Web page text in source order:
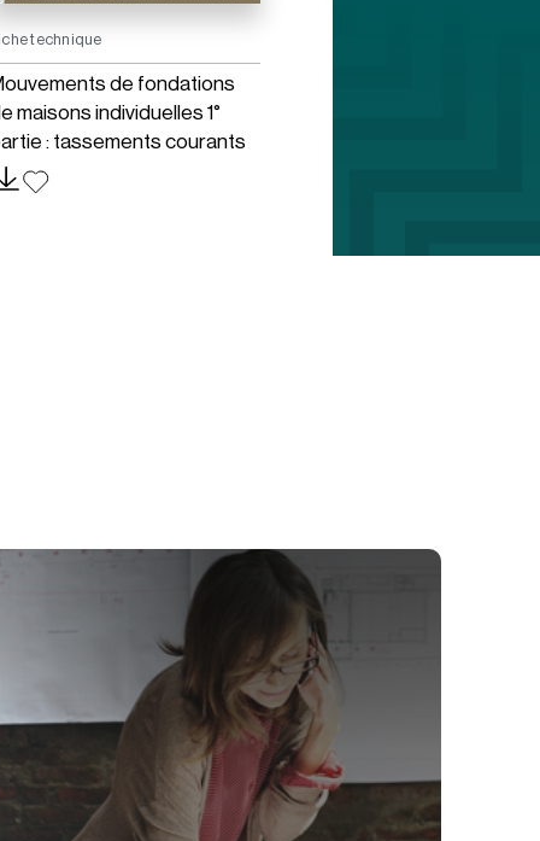
technique
de fondations
maisons individuelles 1°
: tassements courants